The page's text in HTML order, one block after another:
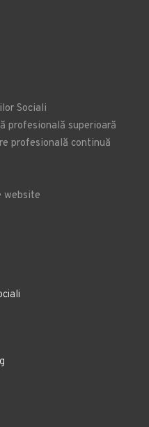
Sociali
profesională superioară
profesională continuă
website